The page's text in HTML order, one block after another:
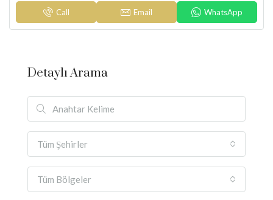
Call Email WhatsApp
Detaylı Arama
Tüm Şehirler
Tüm Bölgeler